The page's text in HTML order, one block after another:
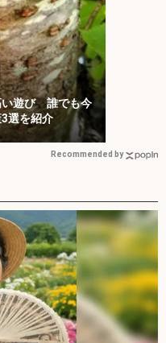
い遊び 誰でも今
選を紹介
Recommended by